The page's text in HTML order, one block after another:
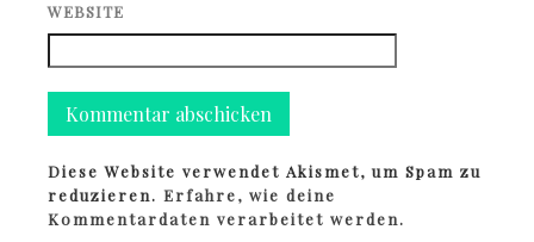
WEBSITE
Diese Website verwendet Akismet, um Spam zu
reduzieren.Erfahre, wie deine
Kommentardaten verarbeitet werden.